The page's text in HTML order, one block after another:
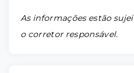
As informações estão
o corretor responsável.